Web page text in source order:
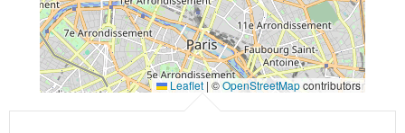
Leaflet | ©OpenStreetMapcontributors